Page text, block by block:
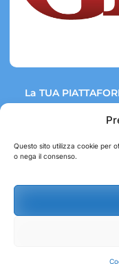
Questo sito utilizza cookie per
o nega il consenso.
La TUA
Link rapidi: